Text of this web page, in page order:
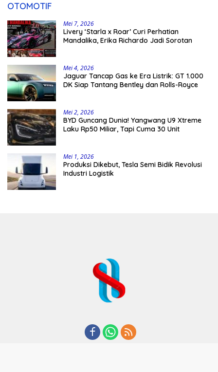
OTOMOTIF
Mei 7, 2026
Livery ‘Starla x Roar’ Curi Perhatian
Mandalika, Erika Richardo Jadi Sorotan
Mei 4, 2026
Jaguar Tancap Gas ke Era Listrik: GT 1.000
DK Siap Tantang Bentley dan Rolls-Royce
Mei 2, 2026
BYD Guncang Dunia! Yangwang U9 Xtreme
Laku Rp50 Miliar, Tapi Cuma 30 Unit
Mei 1, 2026
Produksi Dikebut, Tesla Semi Bidik Revolusi
Industri Logistik